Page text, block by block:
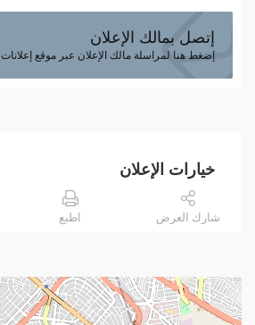
إتصل بمالك الإعلان
إضغط هنا لمراسلة مالك الإعلان عبر موقع إعلانات
خيارات الإعلان
شارك العرض اطبع